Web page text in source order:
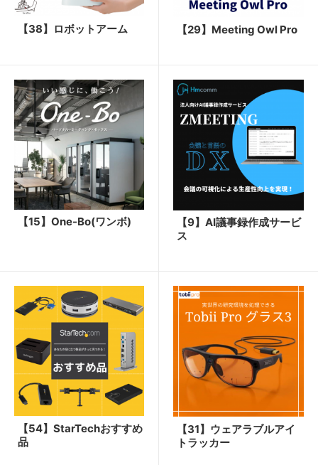
【38】ロボットアーム 【29】Meeting Owl Pro
【15】One-Bo(ワンボ)
【9】AI議事録作成サービ
ス
【54】StarTechおすすめ
品
【31】ウェアラブルアイ
トラッカー